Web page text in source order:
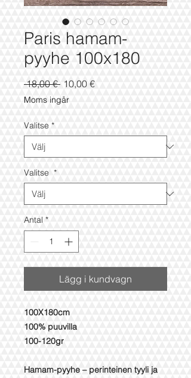
Paris hamam-
pyyhe 100x180
18,00 € Ordinarie
pris
10,00 €Reapris
Moms ingår
Valitse *
Valitse *
Antal *
Lägg i kundvagn
100X180cm
100% puuvilla
100-120gr
Hamam-pyyhe – perinteinen tyyli ja